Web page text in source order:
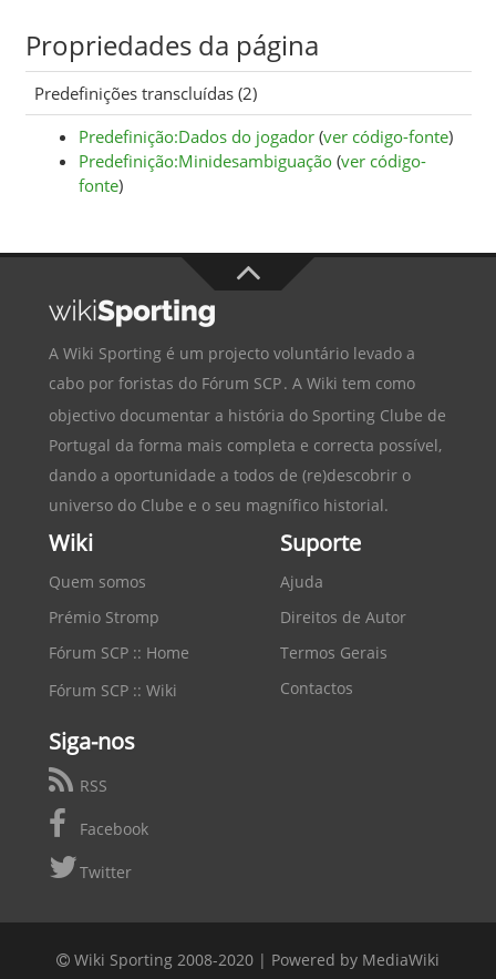
Propriedades da página
Predefinições transcluídas (2)
Predefinição:Dados do jogador(ver código-fonte)
Predefinição:Minidesambiguação(ver código-
fonte)
A Wiki Sporting é um projecto voluntário levado a
cabo por foristas do Fórum SCP. A Wiki tem como
objectivo documentar a história do Sporting Clube de
Portugal da forma mais completa e correcta possível,
dando a oportunidade a todos de (re)descobrir o
universo do Clube e o seu magnífico historial.
Wiki
Quem somos
Prémio Stromp
Fórum SCP :: Home
Fórum SCP :: Wiki
Suporte
Ajuda
Direitos de Autor
Termos Gerais
Contactos
Siga-nos
RSS
Facebook
Twitter
Wiki Sporting 2008-2020 | Powered by MediaWiki